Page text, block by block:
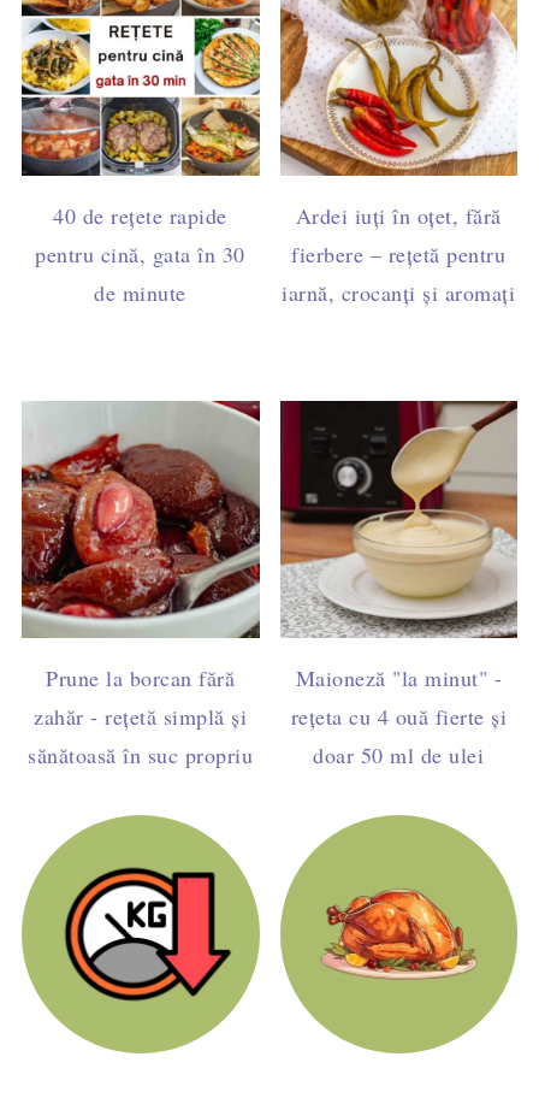
40 de rețete rapide
pentru cină, gata în 30
de minute
Ardei iuți în oțet, fără
fierbere – rețetă pentru
iarnă, crocanți și aromați
Prune la borcan fără
zahăr - rețetă simplă și
sănătoasă în suc propriu
Maioneză "la minut" -
rețeta cu 4 ouă fierte și
doar 50 ml de ulei